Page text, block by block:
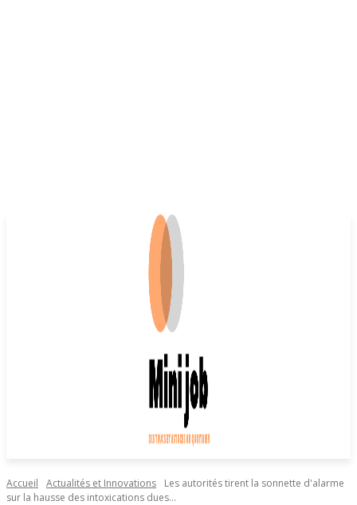
Accueil Actualités et Innovations
Les autorités tirent la sonnette d'alarme
sur la hausse des intoxications dues...